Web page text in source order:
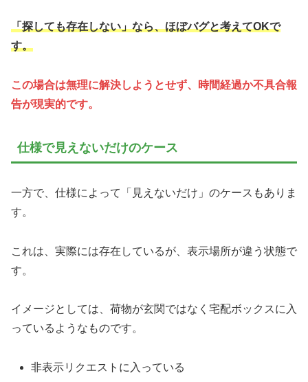
「探しても存在しない」なら、ほぼバグと考えてOKで
す。
この場合は無理に解決しようとせず、時間経過か不具合報
告が現実的です。
仕様で見えないだけのケース
一方で、仕様によって「見えないだけ」のケースもありま
す。
これは、実際には存在しているが、表示場所が違う状態で
す。
イメージとしては、荷物が玄関ではなく宅配ボックスに入
っているようなものです。
非表示リクエストに入っている